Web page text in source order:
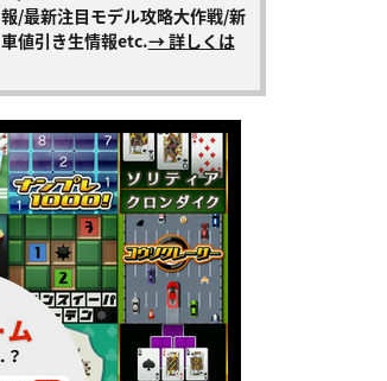
報/最新注目モデル攻略大作戦/新
車値引き生情報etc.→ 詳しくは